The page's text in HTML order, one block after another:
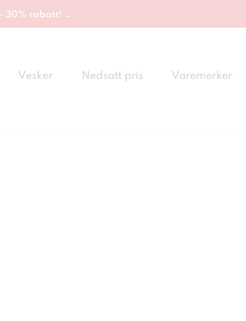
- 30% rabatt! →
Vesker Nedsatt pris Varemerker